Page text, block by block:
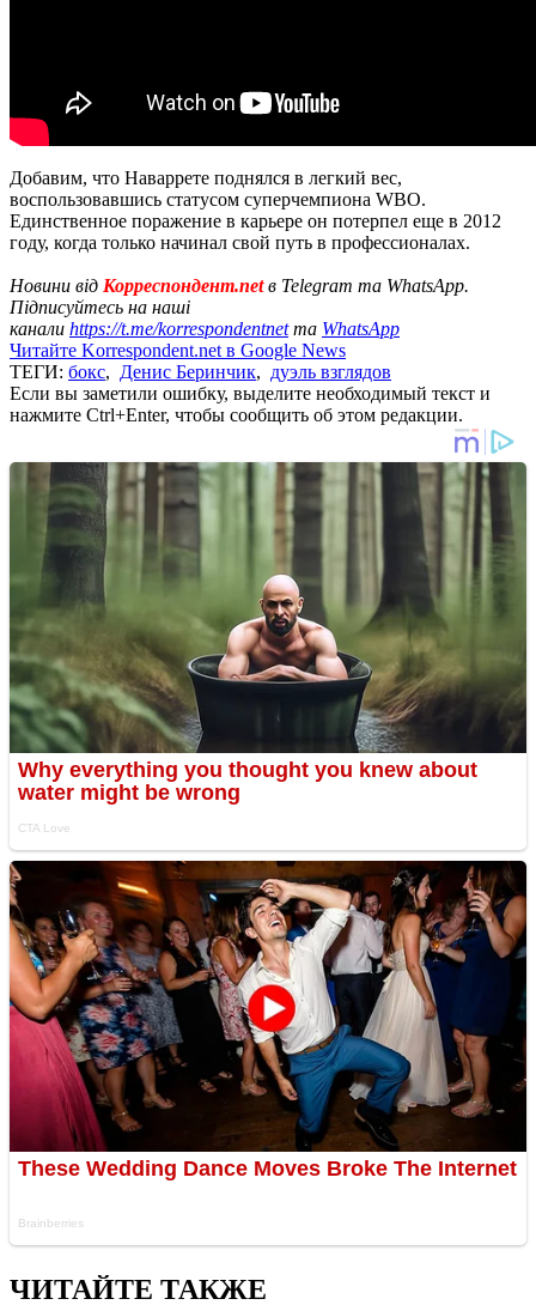
Добавим, что Наваррете поднялся в легкий вес,
воспользовавшись статусом суперчемпиона WBO.
Единственное поражение в карьере он потерпел еще в 2012
году, когда только начинал свой путь в профессионалах.
Новини від Корреспондент.netв Telegram та WhatsApp.
Підписуйтесь на наші
канали https://t.me/korrespondentnetта WhatsApp
Читайте Korrespondent.net в Google News
ТЕГИ: бокс, Денис Беринчик, дуэль взглядов
Если вы заметили ошибку, выделите необходимый текст и
нажмите Ctrl+Enter, чтобы сообщить об этом редакции.
ЧИТАЙТЕ ТАКЖЕ